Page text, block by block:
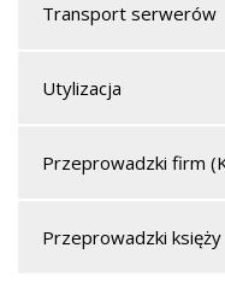
Transport serwerów
Utylizacja
Przeprowadzki firm
Przeprowadzki księży